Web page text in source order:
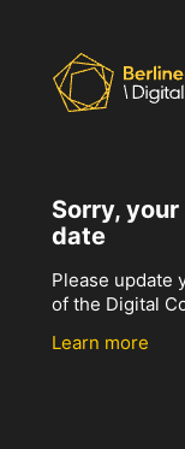
Sorry,
date
Please update
of the Digital
Learn more